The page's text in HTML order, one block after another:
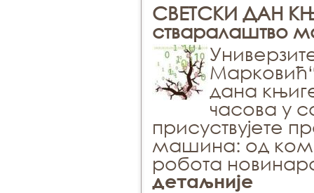
СВЕТСКИ ДАН
стваралаштво
дана
часова у
присуствујете
машина: од
робота
детаљније